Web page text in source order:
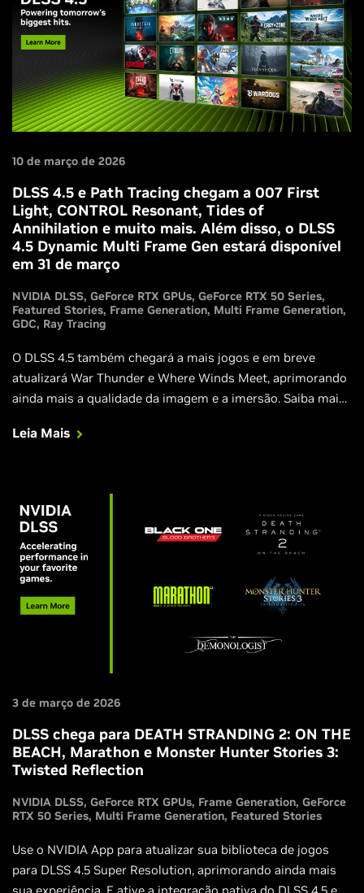
10 de março de 2026
DLSS 4.5 e Path Tracing chegam a 007 First
Light, CONTROL Resonant, Tides of
Annihilation e muito mais. Além disso, o DLSS
4.5 Dynamic Multi Frame Gen estará disponível
em 31 de março
NVIDIA DLSS GeForce RTX GPUs GeForce RTX 50 Series
Featured Stories Frame Generation Multi Frame Generation
GDC Ray Tracing
O DLSS 4.5 também chegará a mais jogos e em breve
atualizará War Thunder e Where Winds Meet, aprimorando
ainda mais a qualidade da imagem e a imersão. Saiba mais
Leia Mais
3 de março de 2026
DLSS chega para DEATH STRANDING 2: ON THE
BEACH, Marathon e Monster Hunter Stories 3:
Twisted Reflection
NVIDIA DLSS GeForce RTX GPUs Frame Generation GeForce
RTX 50 Series Multi Frame Generation Featured Stories
Use o NVIDIA App para atualizar sua biblioteca de jogos
para DLSS 4.5 Super Resolution, aprimorando ainda mais
sua experiência. E ative a integração nativa do DLSS 4.5 em